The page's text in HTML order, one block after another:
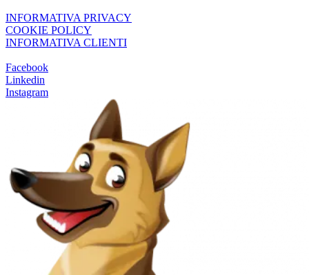
INFORMATIVA PRIVACY
COOKIE POLICY
INFORMATIVA CLIENTI
Facebook
Linkedin
Instagram